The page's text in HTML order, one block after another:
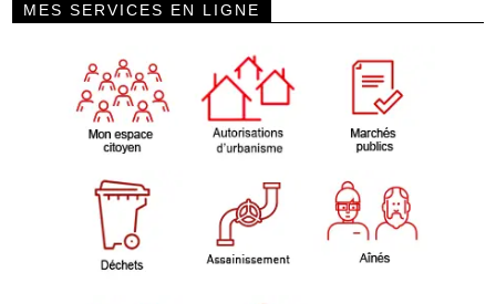
MES SERVICES EN LIGNE